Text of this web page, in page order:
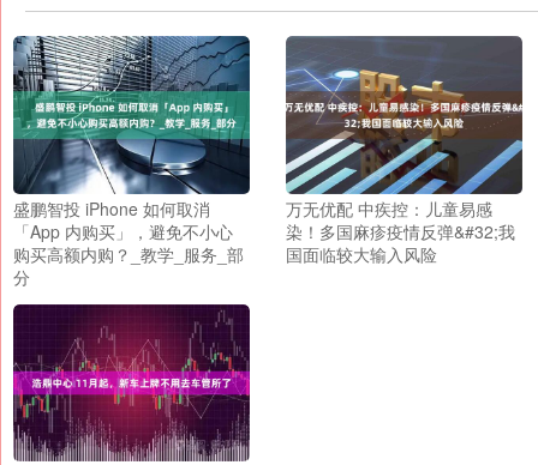
盛鹏智投 iPhone 如何取消
「App 内购买」，避免不小心
购买高额内购？_教学_服务_部
分
万无优配 中疾控：儿童易感
染！多国麻疹疫情反弹&#32;我
国面临较大输入风险